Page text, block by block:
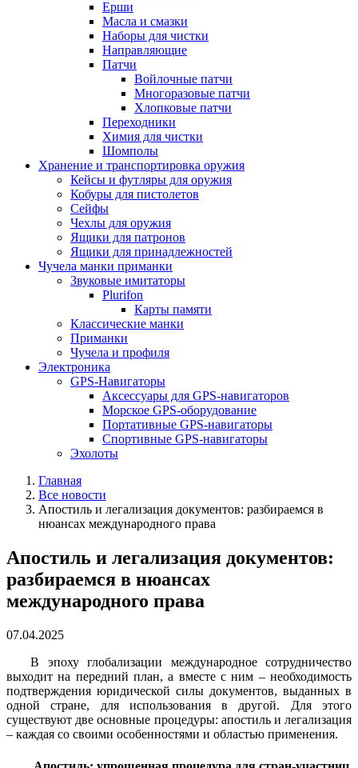
Ерши
Масла и смазки
Наборы для чистки
Направляющие
Патчи
Войлочные патчи
Многоразовые патчи
Хлопковые патчи
Переходники
Химия для чистки
Шомполы
Хранение и транспортировка оружия
Кейсы и футляры для оружия
Кобуры для пистолетов
Сейфы
Чехлы для оружия
Ящики для патронов
Ящики для принадлежностей
Чучела манки приманки
Звуковые имитаторы
Plurifon
Карты памяти
Классические манки
Приманки
Чучела и профиля
Электроника
GPS-Навигаторы
Аксессуары для GPS-навигаторов
Морское GPS-оборудование
Портативные GPS-навигаторы
Спортивные GPS-навигаторы
Эхолоты
Главная
Все новости
Апостиль и легализация документов: разбираемся в
нюансах международного права
Апостиль и легализация документов:
разбираемся в нюансах
международного права
07.04.2025
В эпоху глобализации международное сотрудничество
выходит на передний план, а вместе с ним – необходимость
подтверждения юридической силы документов, выданных в
одной стране, для использования в другой. Для этого
существуют две основные процедуры: апостиль и легализация
– каждая со своими особенностями и областью применения.